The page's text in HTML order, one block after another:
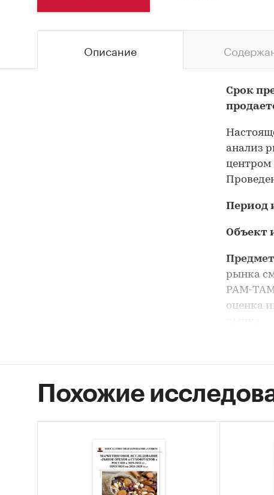
Описание
Срок
анализ
центром
Период
Объект
рынка
PAM-
оценка
Анализ
целом,
Цель
сушеных
Задачи
Похожие